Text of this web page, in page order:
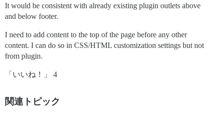
It would be consistent with already existing plugin outlets above
and below footer.
I need to add content to the top of the page before any other
content. I can do so in CSS/HTML customization settings but not
from plugin.
「いいね！」 4
関連トピック